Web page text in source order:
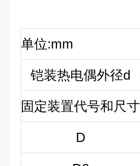
单位:mm
铠装热电偶外径d
固定装置代号和尺寸
D